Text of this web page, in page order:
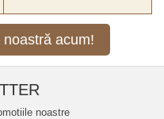
acum!
noastre